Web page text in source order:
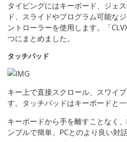
タイピングにはキーボード、ジェ
ド、スライドやプログラム可能な
ントローラーを使用します。「
つにまとめました。
タッチパッド
キー上で直接スクロール、スワイ
す。タッチパッドはキーボードと一
キーボードから手を離すことなく
ンプルで簡単、PCとのより良い対